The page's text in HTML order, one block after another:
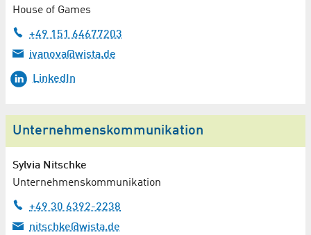
House of Games
+49 151 64677203
ivanova@wista.de
LinkedIn
Unternehmenskommunikation
Sylvia Nitschke
Unternehmenskommunikation
+49 30 6392-2238
nitschke@wista.de